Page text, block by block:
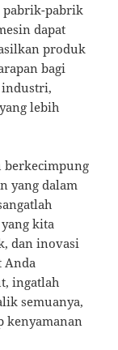
pabrik-pabrik
dapat
produk
bagi
industri,
lebih
berkecimpung
yang dalam
kita
dan inovasi
Anda
ingatlah
semuanya,
kenyamanan